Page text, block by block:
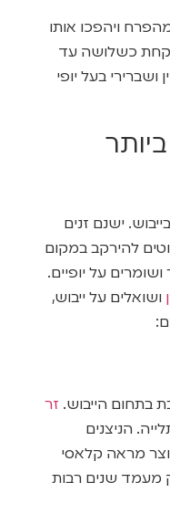
ויהפכו אותו
לקחת כשלושה עד
בעל יופי
ישנם זנים
להירקב במקום
על יופיים.
ושואלים על ייבוש,
בתחום הייבוש. זר
הניצנים
מראה קלאסי
מעמד שנים רבות